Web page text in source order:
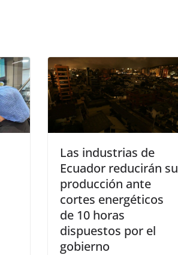
Las industrias de
Ecuador reducirán su
producción ante
cortes energéticos
de 10 horas
dispuestos por el
gobierno